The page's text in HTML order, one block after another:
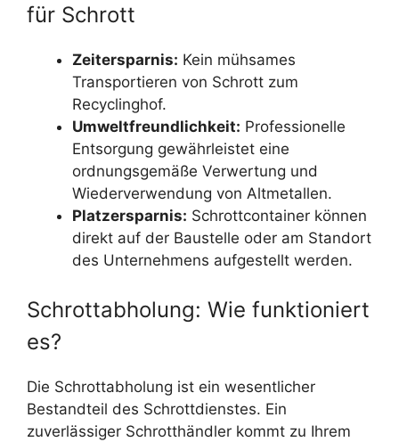
für Schrott
Zeitersparnis: Kein mühsames
Transportieren von Schrott zum
Recyclinghof.
Umweltfreundlichkeit: Professionelle
Entsorgung gewährleistet eine
ordnungsgemäße Verwertung und
Wiederverwendung von Altmetallen.
Platzersparnis: Schrottcontainer können
direkt auf der Baustelle oder am Standort
des Unternehmens aufgestellt werden.
Schrottabholung: Wie funktioniert
es?
Die Schrottabholung ist ein wesentlicher
Bestandteil des Schrottdienstes. Ein
zuverlässiger Schrotthändler kommt zu Ihrem